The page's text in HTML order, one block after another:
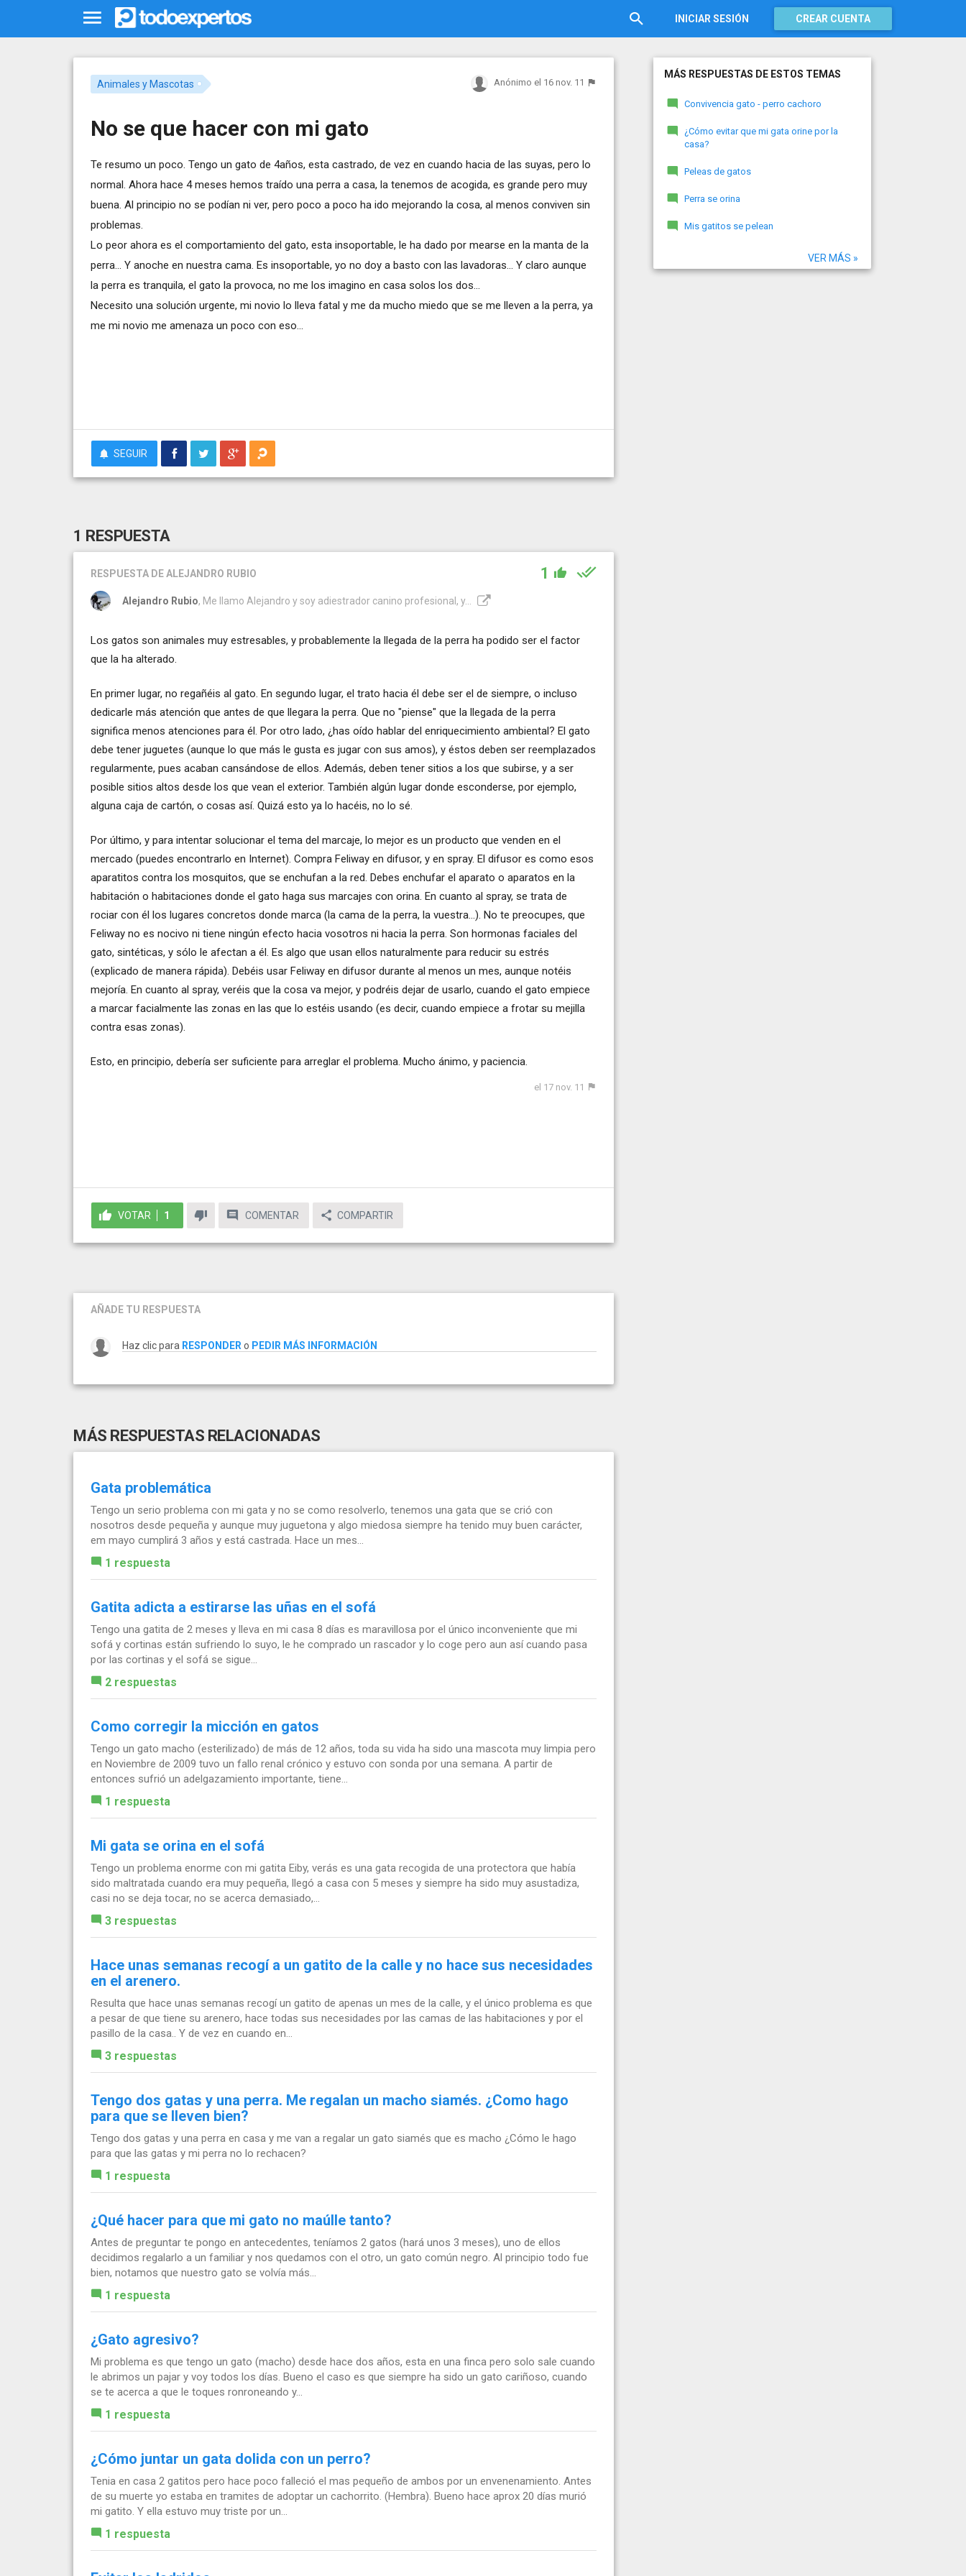
INICIAR SESIÓN CREAR CUENTA
Animales y Mascotas Anónimo el 16 nov. 11
No se que hacer con mi gato
Te resumo un poco. Tengo un gato de 4años, esta castrado, de vez en cuando hacia de las suyas, pero lo
normal. Ahora hace 4 meses hemos traído una perra a casa, la tenemos de acogida, es grande pero muy
buena. Al principio no se podían ni ver, pero poco a poco ha ido mejorando la cosa, al menos conviven sin
problemas.
Lo peor ahora es el comportamiento del gato, esta insoportable, le ha dado por mearse en la manta de la
perra... Y anoche en nuestra cama. Es insoportable, yo no doy a basto con las lavadoras... Y claro aunque
la perra es tranquila, el gato la provoca, no me los imagino en casa solos los dos...
Necesito una solución urgente, mi novio lo lleva fatal y me da mucho miedo que se me lleven a la perra, ya
me mi novio me amenaza un poco con eso...
SEGUIR
1 RESPUESTA
RESPUESTA DE ALEJANDRO RUBIO 1
Alejandro Rubio, Me llamo Alejandro y soy adiestrador canino profesional, y...
Los gatos son animales muy estresables, y probablemente la llegada de la perra ha podido ser el factor
que la ha alterado.
En primer lugar, no regañéis al gato. En segundo lugar, el trato hacia él debe ser el de siempre, o incluso
dedicarle más atención que antes de que llegara la perra. Que no "piense" que la llegada de la perra
significa menos atenciones para él. Por otro lado, ¿has oído hablar del enriquecimiento ambiental? El gato
debe tener juguetes (aunque lo que más le gusta es jugar con sus amos), y éstos deben ser reemplazados
regularmente, pues acaban cansándose de ellos. Además, deben tener sitios a los que subirse, y a ser
posible sitios altos desde los que vean el exterior. También algún lugar donde esconderse, por ejemplo,
alguna caja de cartón, o cosas así. Quizá esto ya lo hacéis, no lo sé.
Por último, y para intentar solucionar el tema del marcaje, lo mejor es un producto que venden en el
mercado (puedes encontrarlo en Internet). Compra Feliway en difusor, y en spray. El difusor es como esos
aparatitos contra los mosquitos, que se enchufan a la red. Debes enchufar el aparato o aparatos en la
habitación o habitaciones donde el gato haga sus marcajes con orina. En cuanto al spray, se trata de
rociar con él los lugares concretos donde marca (la cama de la perra, la vuestra...). No te preocupes, que
Feliway no es nocivo ni tiene ningún efecto hacia vosotros ni hacia la perra. Son hormonas faciales del
gato, sintéticas, y sólo le afectan a él. Es algo que usan ellos naturalmente para reducir su estrés
(explicado de manera rápida). Debéis usar Feliway en difusor durante al menos un mes, aunque notéis
mejoría. En cuanto al spray, veréis que la cosa va mejor, y podréis dejar de usarlo, cuando el gato empiece
a marcar facialmente las zonas en las que lo estéis usando (es decir, cuando empiece a frotar su mejilla
contra esas zonas).
Esto, en principio, debería ser suficiente para arreglar el problema. Mucho ánimo, y paciencia.
el 17 nov. 11
VOTAR 1 COMENTAR COMPARTIR
AÑADE TU RESPUESTA
Haz clic para RESPONDER o PEDIR MÁS INFORMACIÓN
MÁS RESPUESTAS RELACIONADAS
Gata problemática
Tengo un serio problema con mi gata y no se como resolverlo, tenemos una gata que se crió con
nosotros desde pequeña y aunque muy juguetona y algo miedosa siempre ha tenido muy buen carácter,
em mayo cumplirá 3 años y está castrada. Hace un mes...
1 respuesta
Gatita adicta a estirarse las uñas en el sofá
Tengo una gatita de 2 meses y lleva en mi casa 8 días es maravillosa por el único inconveniente que mi
sofá y cortinas están sufriendo lo suyo, le he comprado un rascador y lo coge pero aun así cuando pasa
por las cortinas y el sofá se sigue...
2 respuestas
Como corregir la micción en gatos
Tengo un gato macho (esterilizado) de más de 12 años, toda su vida ha sido una mascota muy limpia pero
en Noviembre de 2009 tuvo un fallo renal crónico y estuvo con sonda por una semana. A partir de
entonces sufrió un adelgazamiento importante, tiene...
1 respuesta
Mi gata se orina en el sofá
Tengo un problema enorme con mi gatita Eiby, verás es una gata recogida de una protectora que había
sido maltratada cuando era muy pequeña, llegó a casa con 5 meses y siempre ha sido muy asustadiza,
casi no se deja tocar, no se acerca demasiado,...
3 respuestas
Hace unas semanas recogí a un gatito de la calle y no hace sus necesidades
en el arenero.
Resulta que hace unas semanas recogí un gatito de apenas un mes de la calle, y el único problema es que
a pesar de que tiene su arenero, hace todas sus necesidades por las camas de las habitaciones y por el
pasillo de la casa.. Y de vez en cuando en...
3 respuestas
Tengo dos gatas y una perra. Me regalan un macho siamés. ¿Como hago
para que se lleven bien?
Tengo dos gatas y una perra en casa y me van a regalar un gato siamés que es macho ¿Cómo le hago
para que las gatas y mi perra no lo rechacen?
1 respuesta
¿Qué hacer para que mi gato no maúlle tanto?
Antes de preguntar te pongo en antecedentes, teníamos 2 gatos (hará unos 3 meses), uno de ellos
decidimos regalarlo a un familiar y nos quedamos con el otro, un gato común negro. Al principio todo fue
bien, notamos que nuestro gato se volvía más...
1 respuesta
¿Gato agresivo?
Mi problema es que tengo un gato (macho) desde hace dos años, esta en una finca pero solo sale cuando
le abrimos un pajar y voy todos los días. Bueno el caso es que siempre ha sido un gato cariñoso, cuando
se te acerca a que le toques ronroneando y...
1 respuesta
¿Cómo juntar un gata dolida con un perro?
Tenia en casa 2 gatitos pero hace poco falleció el mas pequeño de ambos por un envenenamiento. Antes
de su muerte yo estaba en tramites de adoptar un cachorrito. (Hembra). Bueno hace aprox 20 días murió
mi gatito. Y ella estuvo muy triste por un...
1 respuesta
MÁS RESPUESTAS DE ESTOS TEMAS
Convivencia gato - perro cachoro
¿Cómo evitar que mi gata orine por la
casa?
Peleas de gatos
Perra se orina
Mis gatitos se pelean
VER MÁS »